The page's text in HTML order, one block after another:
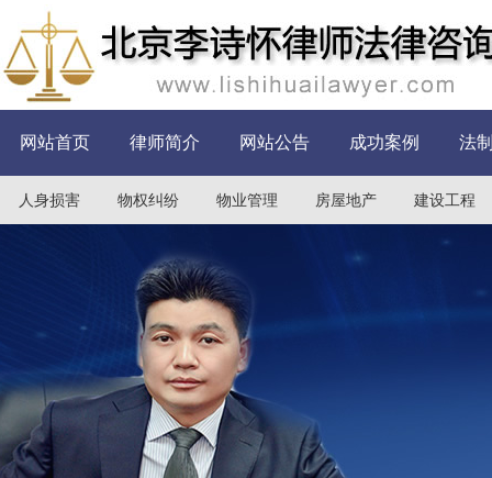
网站首页 律师简介 网站公告 成功案例 法
人身损害 物权纠纷 物业管理 房屋地产 建设工程